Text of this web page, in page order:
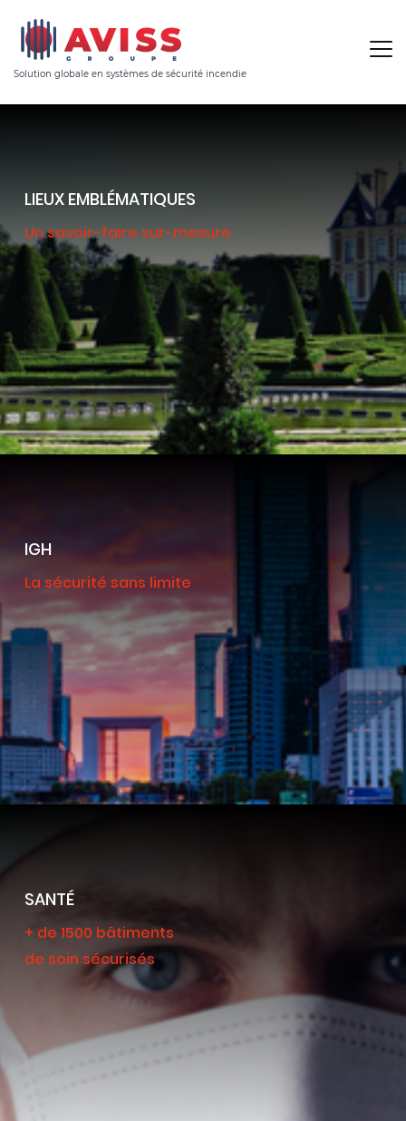
Solution globale en systèmes de sécurité incendie
LIEUX EMBLÉMATIQUES
Un savoir-faire sur-mesure
IGH
La sécurité sans limite
SANTÉ
+ de 1500 bâtiments
de soin sécurisés